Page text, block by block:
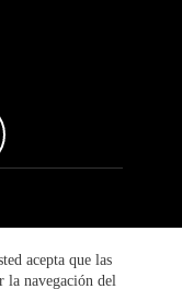
acepta que las
la navegación del